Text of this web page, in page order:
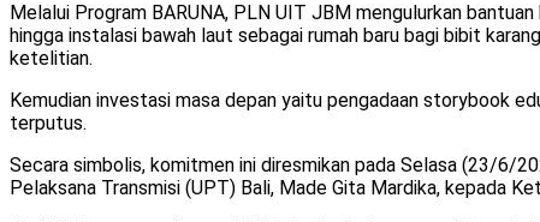
Melalui Program BARUNA, PLN UIT JBM mengulurkan
hingga instalasi bawah laut sebagai rumah baru bagi bibit
ketelitian.
Kemudian investasi masa depan yaitu pengadaan storybook
terputus.
​Secara simbolis, komitmen ini diresmikan pada Selasa (23/6/
Pelaksana Transmisi (UPT) Bali, Made Gita Mardika, kepada